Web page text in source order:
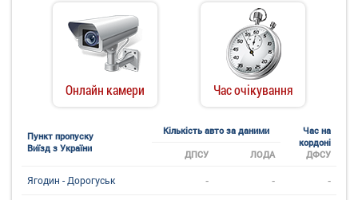
Онлайн камери Час очікування
Пункт пропуску
Виїзд з України
Кількість авто за даними
Час на
кордоні
ДФСУ
ДПСУ ЛОДА
Ягодин - Дорогуськ - - -